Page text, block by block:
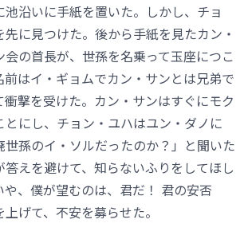
池沿いに手紙を置いた。しかし、チョ
に見つけた。後から手紙を見たカン・
の首長が、世孫を名乗って玉座につこ
前はイ・ギョムでカン・サンとは兄弟で
衝撃を受けた。カン・サンはすぐにモク
とにし、チョン・ユハはユン・ダノに
世孫のイ・ソルだったのか？」と聞いた
えを避けて、知らないふりをしてほし
や、僕が望むのは、君だ！ 君の安否
げて、不安を募らせた。